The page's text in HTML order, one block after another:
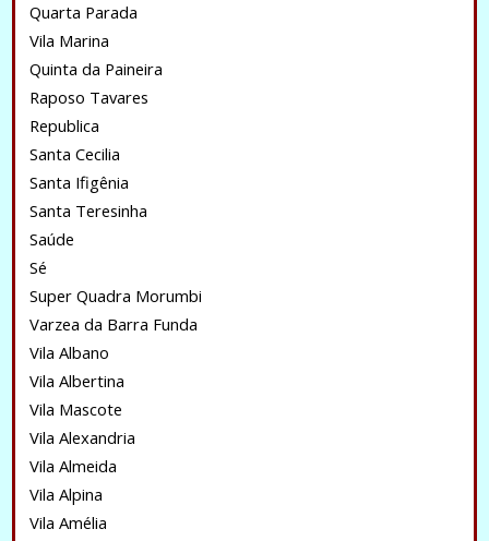
Quarta Parada
Vila Marina
Quinta da Paineira
Raposo Tavares
Republica
Santa Cecilia
Santa Ifigênia
Santa Teresinha
Saúde
Sé
Super Quadra Morumbi
Varzea da Barra Funda
Vila Albano
Vila Albertina
Vila Mascote
Vila Alexandria
Vila Almeida
Vila Alpina
Vila Amélia